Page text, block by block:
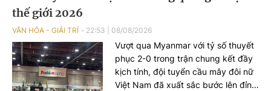
thế giới 2026
VĂN HÓA - GIẢI TRÍ 22:53 08/08/2026
Vượt qua Myanmar với tỷ số thuyết
phục 2-0 trong trận chung kết đầy
kịch tính, đội tuyển cầu mây đôi nữ
Việt Nam đã xuất sắc bước lên đỉnh